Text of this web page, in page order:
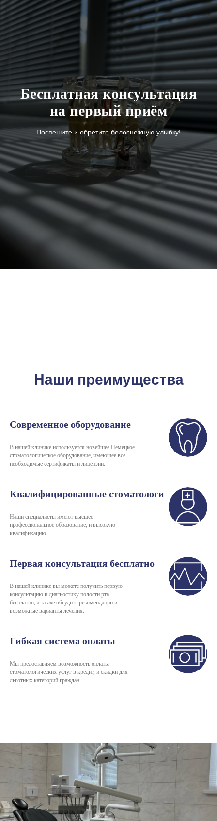
Бесплатная консультация
на первый приём
Поспешите и обретите белоснежную улыбку!
Наши преимущества
Современное оборудование
В нашей клинике используется новейшее Немецкое
стоматологическое оборудование, имеющее все
необходимые сертификаты и лицензии.
Квалифицированные стоматологи
Наши специалисты имеют высшее
профессиональное образование, и высокую
квалификацию.
Первая консультация бесплатно
В нашей клинике вы можете получить первую
консультацию и диагностику полости рта
бесплатно, а также обсудить рекомендации и
возможные варианты лечения.
Гибкая система оплаты
Мы предоставляем возможность оплаты
стоматологических услуг в кредит, и скидки для
льготных категорий граждан.